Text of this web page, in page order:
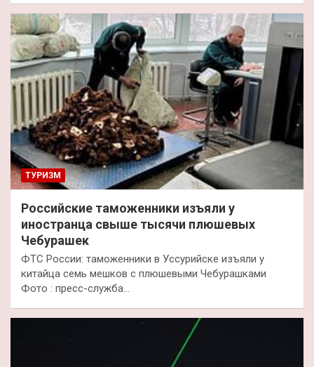
ТУРИЗМ
Российские таможенники изъяли у
иностранца свыше тысячи плюшевых
Чебурашек
ФТС России: таможенники в Уссурийске изъяли у
китайца семь мешков с плюшевыми Чебурашками
Фото : пресс-служба…